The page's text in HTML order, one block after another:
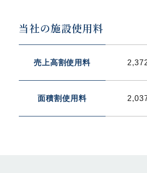
当社の施設使用料
売上高割使用料
面積割使用料